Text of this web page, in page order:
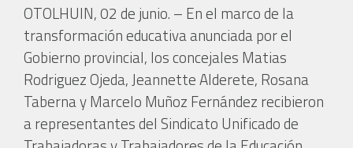
OTOLHUIN, 02 de junio. – En el marco de la
transformación educativa anunciada por el
Gobierno provincial, los concejales Matias
Rodriguez Ojeda, Jeannette Alderete, Rosana
Taberna y Marcelo Muñoz Fernández recibieron
a representantes del Sindicato Unificado de